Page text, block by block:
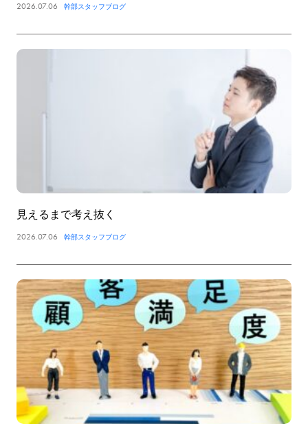
2026.07.06 幹部スタッフブログ
見えるまで考え抜く
2026.07.06 幹部スタッフブログ